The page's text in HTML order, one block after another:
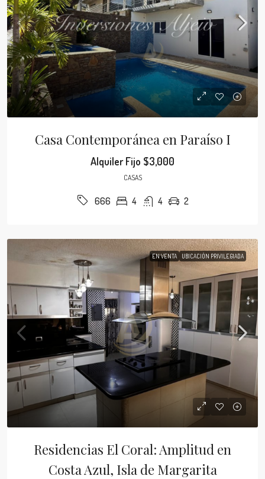
Casa Contemporánea en Paraíso I
Alquiler Fijo $3,000
CASAS
666 4 4 2
EN VENTA UBICACIÓN PRIVILEGIADA
Residencias El Coral: Amplitud en
Costa Azul, Isla de Margarita